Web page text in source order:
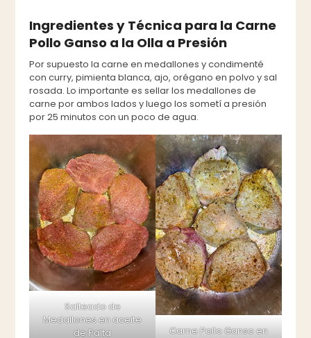
Ingredientes y Técnica para la Carne
Pollo Ganso a la Olla a Presión
Por supuesto la carne en medallones y condimenté
con curry, pimienta blanca, ajo, orégano en polvo y sal
rosada. Lo importante es sellar los medallones de
carne por ambos lados y luego los sometí a presión
por 25 minutos con un poco de agua.
Salteado de
Medallones en aceite
de Palta
Carne Pollo Ganso en